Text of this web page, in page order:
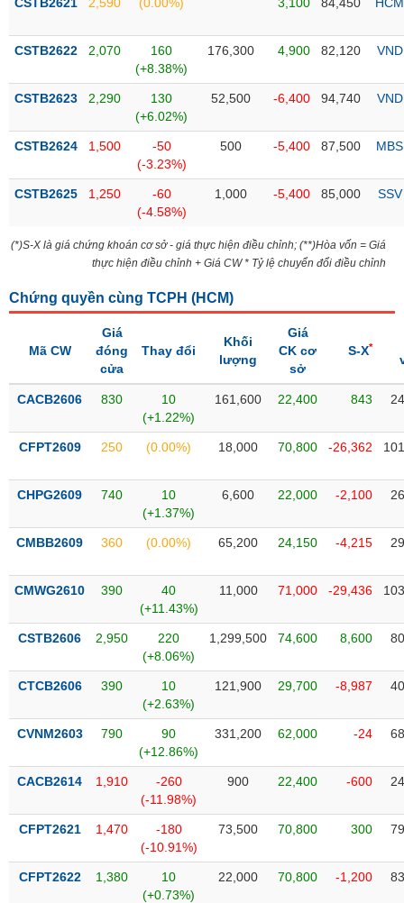
Tâm
thị
trường
CSTB2622 2,070
160
(+8.38%)
176,300 4,900 82,120 VND
CSTB2623 2,290
130
(+6.02%)
52,500 -6,400 94,740 VND
CSTB2624 1,500
-50
(-3.23%)
500 -5,400 87,500 MBS
CSTB2625 1,250
-60
(-4.58%)
1,000 -5,400 85,000 SSV
(*)S-X là giá chứng khoán cơ sở - giá thực hiện điều chỉnh; (**)Hòa vốn = Giá
thực hiện điều chỉnh + Giá CW * Tỷ lệ chuyển đổi điều chỉnh
Chứng quyền cùng TCPH (HCM)
Mã CW
Giá
đóng
cửa
Thay đổi
Khối
lượng
Giá
CK cơ
sở
S-X*
CACB2606 830
10
(+1.22%)
161,600 22,400 843
CFPT2609 250 (0.00%) 18,000 70,800 -26,362
CHPG2609 740
10
(+1.37%)
6,600 22,000 -2,100
CMBB2609 360 (0.00%) 65,200 24,150 -4,215
CMWG2610 390
40
(+11.43%)
11,000 71,000 -29,436
CSTB2606 2,950
220
(+8.06%)
1,299,500 74,600 8,600
CTCB2606 390
10
(+2.63%)
121,900 29,700 -8,987
CVNM2603 790
90
(+12.86%)
331,200 62,000 -24
CACB2614 1,910
-260
(-11.98%)
900 22,400 -600
CFPT2621 1,470
-180
(-10.91%)
73,500 70,800 300
CFPT2622 1,380
10
(+0.73%)
22,000 70,800 -1,200
DÙNG
THIẾT
YẾU
TIÊU
YẾU
CHĂM
SÓC
KHỎE
TÀI
CÔNG
THÔNG
VỤ
TRUYỀN